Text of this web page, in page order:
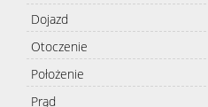
Dojazd
Otoczenie
Położenie
Prąd